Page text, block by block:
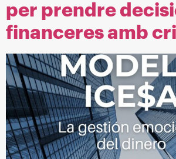
per prendre
financeres amb